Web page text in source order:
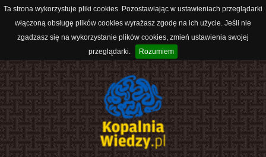
Ta strona wykorzystuje pliki cookies. Pozostawiając w ustawieniach przeglądarki
włączoną obsługę plików cookies wyrażasz zgodę na ich użycie. Jeśli nie
zgadzasz się na wykorzystanie plików cookies, zmień ustawienia swojej
przeglądarki.
Rozumiem